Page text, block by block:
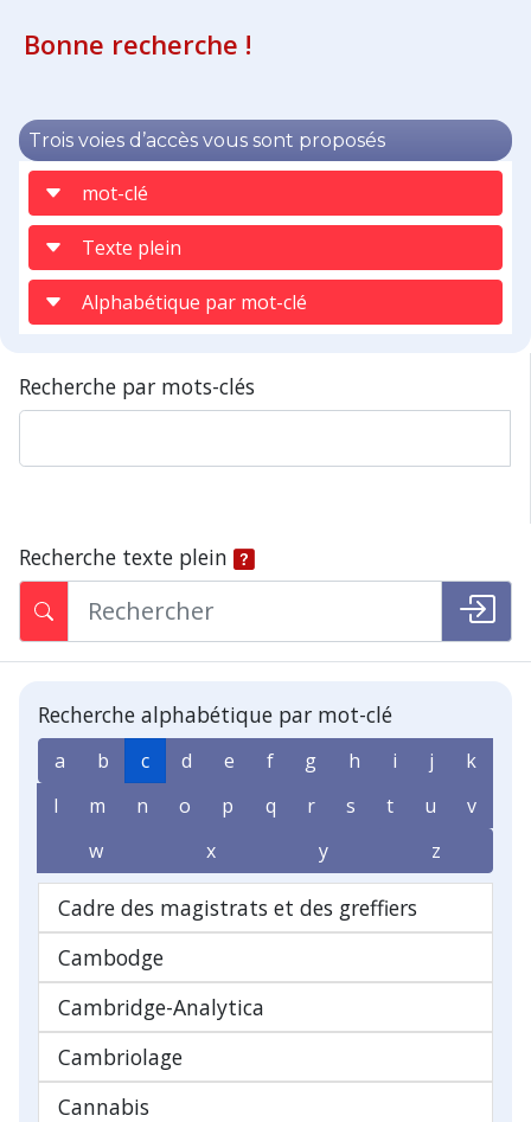
Bonne recherche !
Trois voies d’accès vous sont proposés
mot-clé
Texte plein
Alphabétique par mot-clé
Recherche par mots-clés
Recherche texte plein
Recherche alphabétique par mot-clé
a b c d e f g h i j
k
l
m n o p q r s t u
v
w
x y z
Cadre des magistrats et des greffiers
Cambodge
Cambridge-Analytica
Cambriolage
Cannabis